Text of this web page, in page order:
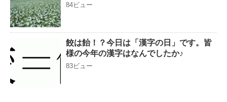
84ビュー
餃は飴！？今日は「漢字の日」です。皆
様の今年の漢字はなんでしたか♪
83ビュー